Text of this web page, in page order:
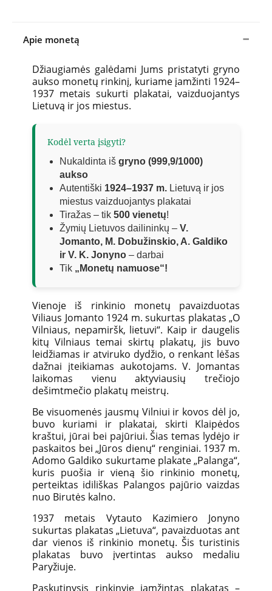
Apie monetą
Džiaugiamės galėdami Jums pristatyti gryno
aukso monetų rinkinį, kuriame įamžinti 1924–
1937 metais sukurti plakatai, vaizduojantys
Lietuvą ir jos miestus.
Kodėl verta įsigyti?
Nukaldinta iš gryno (999,9/1000)
aukso
Autentiški 1924–1937 m. Lietuvą ir jos
miestus vaizduojantys plakatai
Tiražas – tik 500 vienetų!
Žymių Lietuvos dailininkų – V.
Jomanto, M. Dobužinskio, A. Galdiko
ir V. K. Jonyno – darbai
Tik „Monetų namuose“!
Vienoje iš rinkinio monetų pavaizduotas
Viliaus Jomanto 1924 m. sukurtas plakatas „O
Vilniaus, nepamiršk, lietuvi“. Kaip ir daugelis
kitų Vilniaus temai skirtų plakatų, jis buvo
leidžiamas ir atviruko dydžio, o renkant lėšas
dažnai įteikiamas aukotojams. V. Jomantas
laikomas vienu aktyviausių trečiojo
dešimtmečio plakatų meistrų.
Be visuomenės jausmų Vilniui ir kovos dėl jo,
buvo kuriami ir plakatai, skirti Klaipėdos
kraštui, jūrai bei pajūriui. Šias temas lydėjo ir
paskaitos bei „Jūros dienų“ renginiai. 1937 m.
Adomo Galdiko sukurtame plakate „Palanga“,
kuris puošia ir vieną šio rinkinio monetų,
perteiktas idiliškas Palangos pajūrio vaizdas
nuo Birutės kalno.
1937 metais Vytauto Kazimiero Jonyno
sukurtas plakatas „Lietuva“, pavaizduotas ant
dar vienos iš rinkinio monetų. Šis turistinis
plakatas buvo įvertintas aukso medaliu
Paryžiuje.
Paskutinysis rinkinyje įamžintas plakatas –